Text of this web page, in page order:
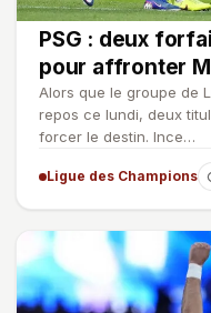
PSG : deux
pour affronter
Alors que le groupe de
repos ce lundi, deux
forcer le destin. Ince…
Ligue des Champions